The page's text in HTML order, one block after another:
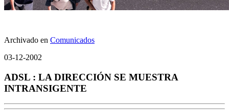
Archivado en Comunicados
03-12-2002
ADSL : LA DIRECCIÓN SE MUESTRA
INTRANSIGENTE